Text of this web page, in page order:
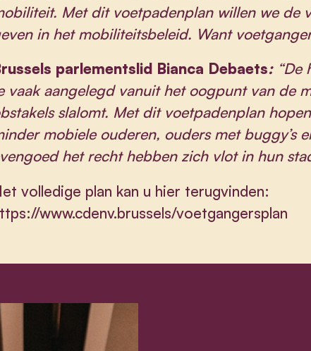
Met dit voetpadenplan willen we de
in het mobiliteitsbeleid. Want
parlementslid Bianca Debaets:
vaak aangelegd vanuit het oogpunt van de
slalomt. Met dit voetpadenplan
mobiele ouderen, ouders met buggy’s
het recht hebben zich vlot in hun
volledige plan kan u hier terugvinden:
www.cdenv.brussels/voetgangersplan